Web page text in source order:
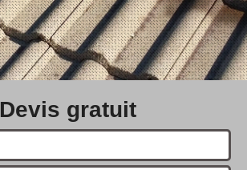
Devis gratuit